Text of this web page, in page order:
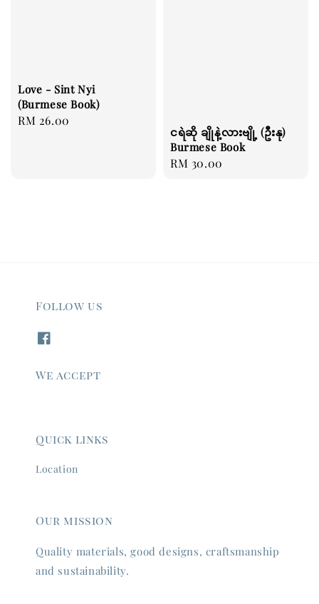
Love - Sint Nyi
(Burmese Book)
Regular
RM 26.00
ငရဲဆို ချိုနဲ့လားဗျို့ (ဦးနု)
Burmese Book
Regular
RM 30.00
Follow us
We accept
Quick links
Location
Our mission
Quality materials, good designs, craftsmanship
and sustainability.